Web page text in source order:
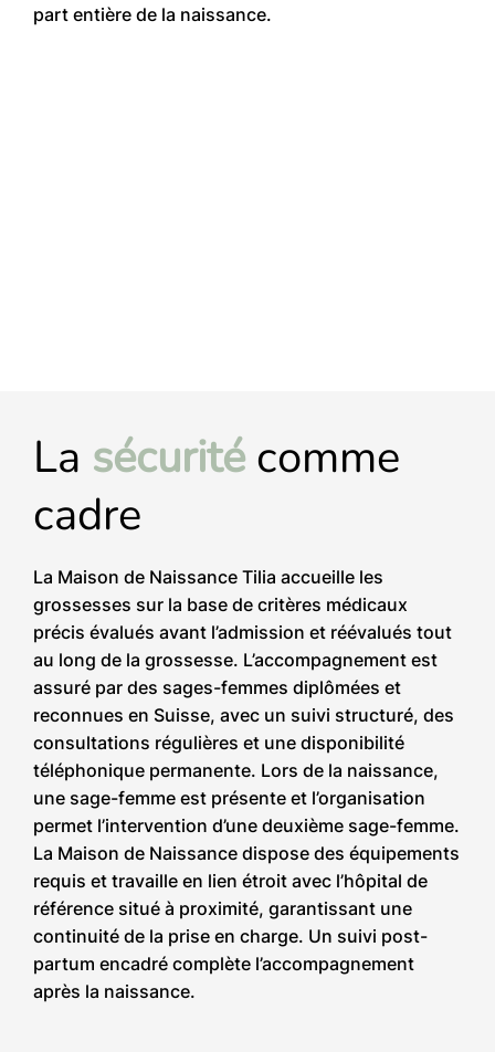
part entière de la naissance.
La sécurité comme
cadre
La Maison de Naissance Tilia accueille les
grossesses sur la base de critères médicaux
précis évalués avant l’admission et réévalués tout
au long de la grossesse. L’accompagnement est
assuré par des sages-femmes diplômées et
reconnues en Suisse, avec un suivi structuré, des
consultations régulières et une disponibilité
téléphonique permanente. Lors de la naissance,
une sage-femme est présente et l’organisation
permet l’intervention d’une deuxième sage-femme.
La Maison de Naissance dispose des équipements
requis et travaille en lien étroit avec l’hôpital de
référence situé à proximité, garantissant une
continuité de la prise en charge. Un suivi post-
partum encadré complète l’accompagnement
après la naissance.